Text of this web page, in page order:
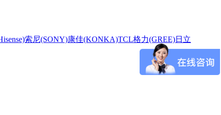
索尼(SONY)康佳(KONKA)TCL格力(GREE)日立